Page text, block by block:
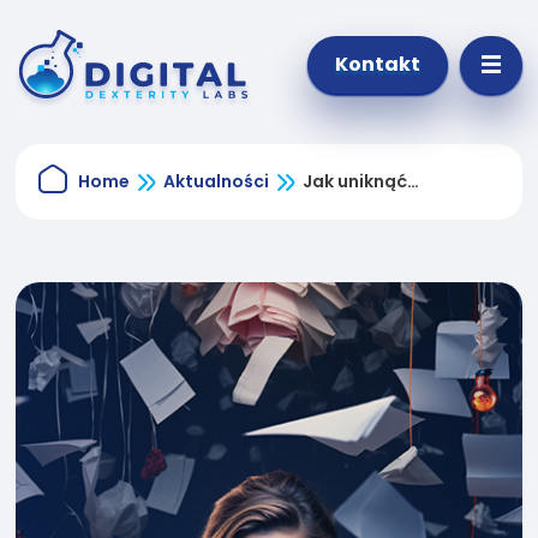
Kontakt
Home Aktualności
Jak uniknąć
Konieczne
Te pliki cookie